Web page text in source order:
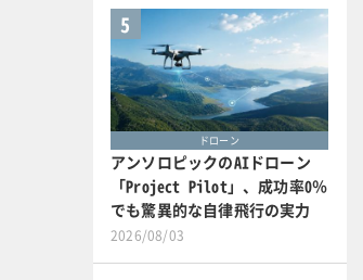
5
ドローン
アンソロピックのAIドローン
「Project Pilot」、成功率0％
でも驚異的な自律飛行の実力
2026/08/03